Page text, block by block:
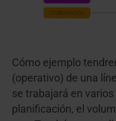
Cómo ejemplo
(operativo) de una
se trabajará en
planificación, el